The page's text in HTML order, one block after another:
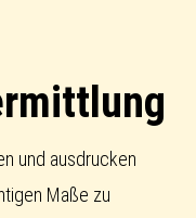
und ausdrucken
Maße zu